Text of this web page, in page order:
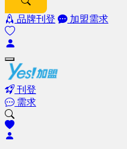
品牌刊登 加盟需求
刊登
需求